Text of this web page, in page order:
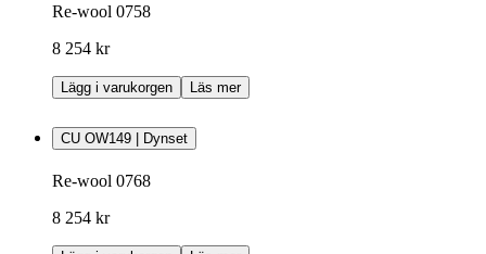
Re-wool 0758
8 254 kr
Lägg i varukorgen Läs mer
CU OW149 | Dynset
Re-wool 0768
8 254 kr